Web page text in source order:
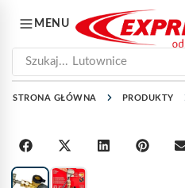
MENU
Szukaj... Lutownice
STRONA GŁÓWNA PRODUKTY